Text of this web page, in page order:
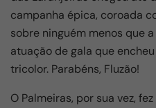
o
k
p
campanha épica, coroada
sobre ninguém menos que
atuação de gala que
tricolor. Parabéns, Fluzão!
O Palmeiras, por sua vez,